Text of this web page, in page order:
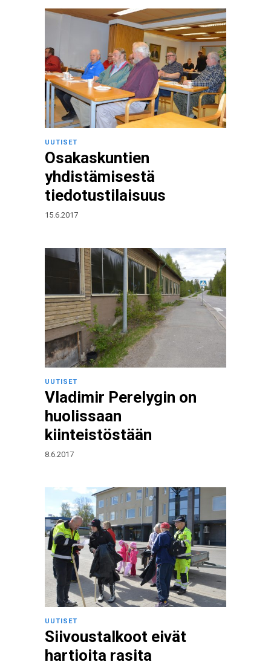
UUTISET
Osakaskuntien
yhdistämisestä
tiedotustilaisuus
15.6.2017
UUTISET
Vladimir Perelygin on
huolissaan
kiinteistöstään
8.6.2017
UUTISET
Siivoustalkoot eivät
hartioita rasita